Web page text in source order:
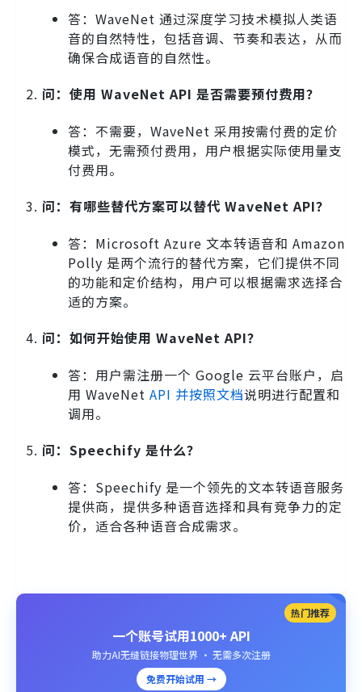
答：WaveNet 通过深度学习技术模拟人类语
音的自然特性，包括音调、节奏和表达，从而
确保合成语音的自然性。
问：使用 WaveNet API 是否需要预付费用？
答：不需要，WaveNet 采用按需付费的定价
模式，无需预付费用，用户根据实际使用量支
付费用。
问：有哪些替代方案可以替代 WaveNet API？
答：Microsoft Azure 文本转语音和 Amazon
Polly 是两个流行的替代方案，它们提供不同
的功能和定价结构，用户可以根据需求选择合
适的方案。
问：如何开始使用 WaveNet API？
答：用户需注册一个 Google 云平台账户，启
用 WaveNet API 并按照文档说明进行配置和
调用。
问：Speechify 是什么？
答：Speechify 是一个领先的文本转语音服务
提供商，提供多种语音选择和具有竞争力的定
价，适合各种语音合成需求。
热门推荐
一个账号试用1000+ API
助力AI无缝链接物理世界 · 无需多次注册
免费开始试用 →